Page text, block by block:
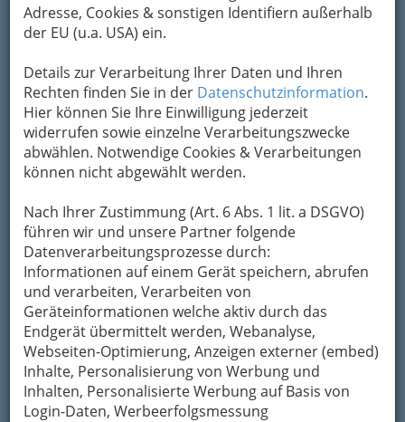
Adresse, Cookies & sonstigen Identifiern außerhalb
der EU (u.a. USA) ein.
Details zur Verarbeitung Ihrer Daten und Ihren
Rechten finden Sie in der Datenschutzinformation.
Hier können Sie Ihre Einwilligung jederzeit
widerrufen sowie einzelne Verarbeitungszwecke
abwählen. Notwendige Cookies & Verarbeitungen
können nicht abgewählt werden.
Nach Ihrer Zustimmung (Art. 6 Abs. 1 lit. a DSGVO)
führen wir und unsere Partner folgende
Datenverarbeitungsprozesse durch:
Informationen auf einem Gerät speichern, abrufen
und verarbeiten, Verarbeiten von
Geräteinformationen welche aktiv durch das
Endgerät übermittelt werden, Webanalyse,
Webseiten-Optimierung, Anzeigen externer (embed)
Inhalte, Personalisierung von Werbung und
Inhalten, Personalisierte Werbung auf Basis von
Login-Daten, Werbeerfolgsmessung
Kontaktaufnahme
Um die Info-Graz Firmenvor Spam-Mails zu
bewahren, verwenden wir an dieser Stelle zur
Übermittlung Ihrer Nachricht ein sicheres
Formular. Ihre Nachricht wird nach dem
Absenden umgehend per Mail an das
Unternehmen Kurt Altenburger weitergeleitet.
Mein Name
Meine Email Adresse
Mein Betreff